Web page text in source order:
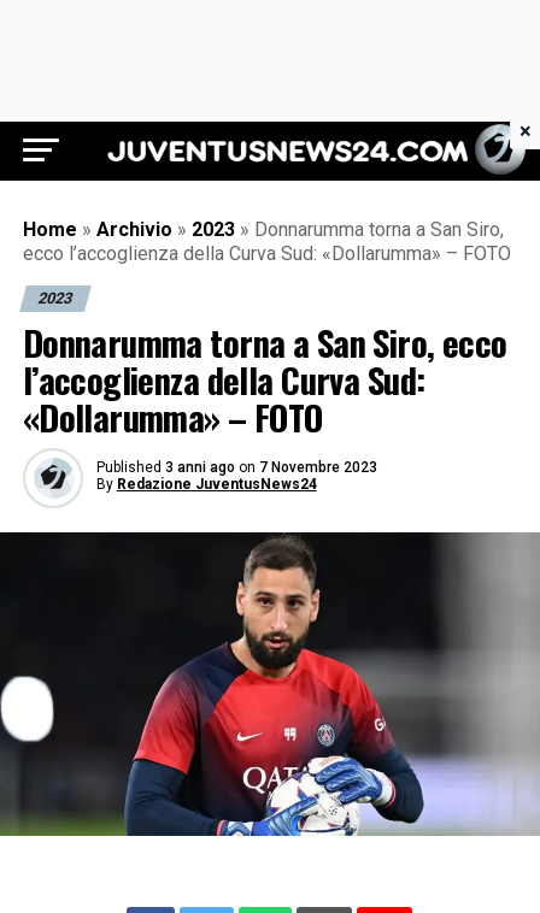
Juventus News 24
Home » Archivio » 2023 » Donnarumma torna a San Siro,
ecco l’accoglienza della Curva Sud: «Dollarumma» – FOTO
2023
Donnarumma torna a San Siro, ecco
l’accoglienza della Curva Sud:
«Dollarumma» – FOTO
Published 3 anni ago on 7 Novembre 2023
By Redazione JuventusNews24
×